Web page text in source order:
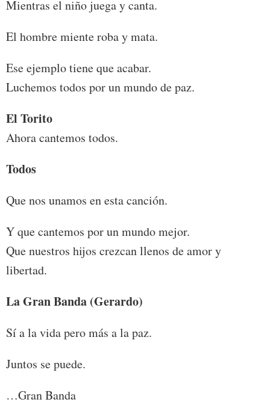
Mientras el niño juega y canta.
El hombre miente roba y mata.
Ese ejemplo tiene que acabar.
Luchemos todos por un mundo de paz.
El Torito
Ahora cantemos todos.
Todos
Que nos unamos en esta canción.
Y que cantemos por un mundo mejor.
Que nuestros hijos crezcan llenos de amor y
libertad.
La Gran Banda (Gerardo)
Sí a la vida pero más a la paz.
Juntos se puede.
…Gran Banda